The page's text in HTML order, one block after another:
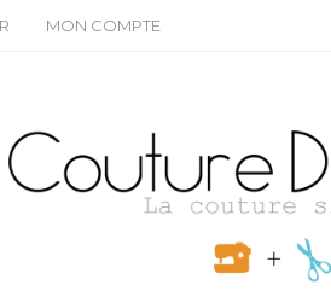
MON COMPTE